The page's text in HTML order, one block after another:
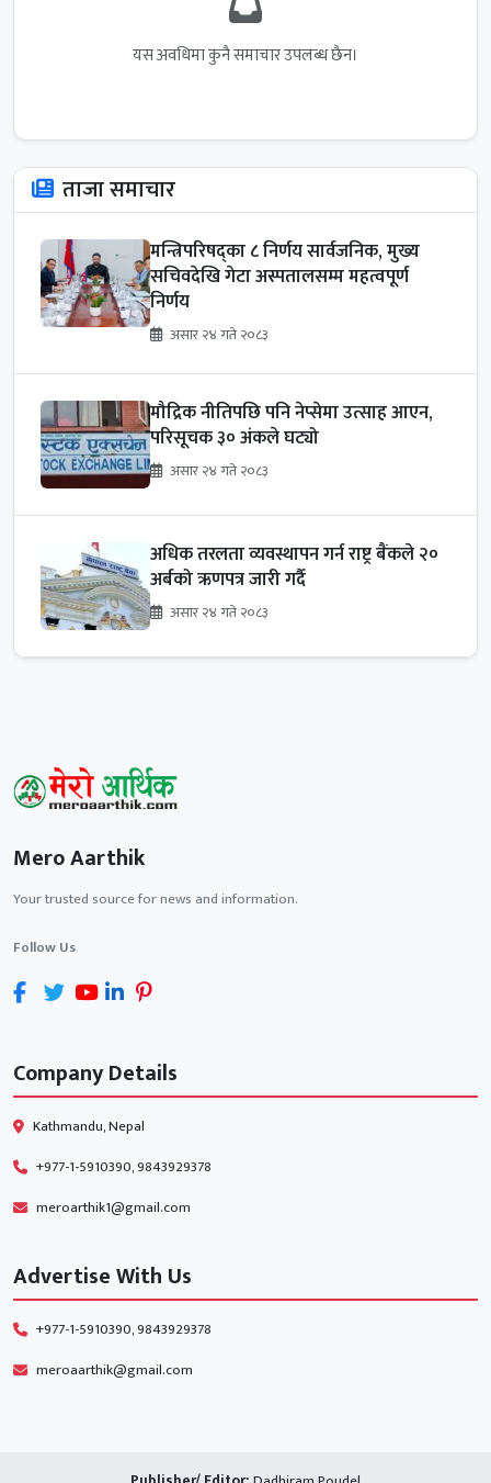
यस अवधिमा कुनै समाचार उपलब्ध छैन।
ताजा समाचार
मन्त्रिपरिषद्का ८ निर्णय सार्वजनिक, मुख्य
सचिवदेखि गेटा अस्पतालसम्म महत्वपूर्ण
निर्णय
असार २४ गते २०८३
मौद्रिक नीतिपछि पनि नेप्सेमा उत्साह आएन,
परिसूचक ३० अंकले घट्यो
असार २४ गते २०८३
अधिक तरलता व्यवस्थापन गर्न राष्ट्र बैंकले २०
अर्बको ऋणपत्र जारी गर्दै
असार २४ गते २०८३
Mero Aarthik
Your trusted source for news and information.
Follow Us
Company Details
Kathmandu, Nepal
+977-1-5910390, 9843929378
meroarthik1@gmail.com
Advertise With Us
+977-1-5910390, 9843929378
meroaarthik@gmail.com